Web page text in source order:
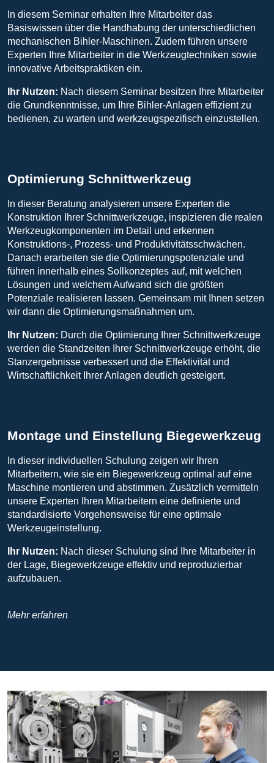
In diesem Seminar erhalten Ihre Mitarbeiter das
Basiswissen über die Handhabung der unterschiedlichen
mechanischen Bihler-Maschinen. Zudem führen unsere
Experten Ihre Mitarbeiter in die Werkzeugtechniken sowie
innovative Arbeitspraktiken ein.
Ihr Nutzen: Nach diesem Seminar besitzen Ihre Mitarbeiter
die Grundkenntnisse, um Ihre Bihler-Anlagen effizient zu
bedienen, zu warten und werkzeugspezifisch einzustellen.
Optimierung Schnittwerkzeug
In dieser Beratung analysieren unsere Experten die
Konstruktion Ihrer Schnittwerkzeuge, inspizieren die realen
Werkzeugkomponenten im Detail und erkennen
Konstruktions-, Prozess- und Produktivitätsschwächen.
Danach erarbeiten sie die Optimierungspotenziale und
führen innerhalb eines Sollkonzeptes auf, mit welchen
Lösungen und welchem Aufwand sich die größten
Potenziale realisieren lassen. Gemeinsam mit Ihnen setzen
wir dann die Optimierungsmaßnahmen um.
Ihr Nutzen: Durch die Optimierung Ihrer Schnittwerkzeuge
werden die Standzeiten Ihrer Schnittwerkzeuge erhöht, die
Stanzergebnisse verbessert und die Effektivität und
Wirtschaftlichkeit Ihrer Anlagen deutlich gesteigert.
Montage und Einstellung Biegewerkzeug
In dieser individuellen Schulung zeigen wir Ihren
Mitarbeitern, wie sie ein Biegewerkzeug optimal auf eine
Maschine montieren und abstimmen. Zusätzlich vermitteln
unsere Experten Ihren Mitarbeitern eine definierte und
standardisierte Vorgehensweise für eine optimale
Werkzeugeinstellung.
Ihr Nutzen: Nach dieser Schulung sind Ihre Mitarbeiter in
der Lage, Biegewerkzeuge effektiv und reproduzierbar
aufzubauen.
Mehr erfahren